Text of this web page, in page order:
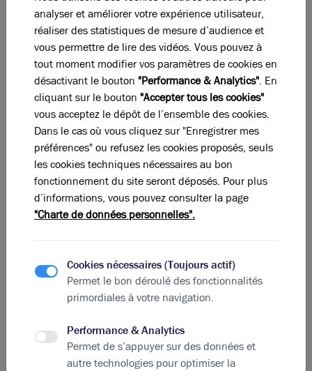
Dispositions et surfaces
Étage Type
RDC Locaux Commerciaux
RDC Locaux Commerciaux
- Parking
Total
Eléments affichés non contractuels
C D E F G
Diagnostic de performance énergétique
Diagnostic DPE en cours
analyser et améliorer votre expérience utilisateur,
réaliser des statistiques de mesure d’audience et
vous permettre de lire des vidéos. Vous pouvez à
tout moment modifier vos paramètres de cookies en
désactivant le bouton "Performance & Analytics". En
cliquant sur le bouton "Accepter tous les cookies"
vous acceptez le dépôt de l’ensemble des cookies.
Dans le cas où vous cliquez sur "Enregistrer mes
préférences" ou refusez les cookies proposés, seuls
les cookies techniques nécessaires au bon
fonctionnement du site seront déposés. Pour plus
d’informations, vous pouvez consulter la page
"Charte de données personnelles".
Cookies nécessaires (Toujours actif)
Permet le bon déroulé des fonctionnalités
primordiales à votre navigation.
Performance & Analytics
Permet de s’appuyer sur des données et
autre technologies pour optimiser la